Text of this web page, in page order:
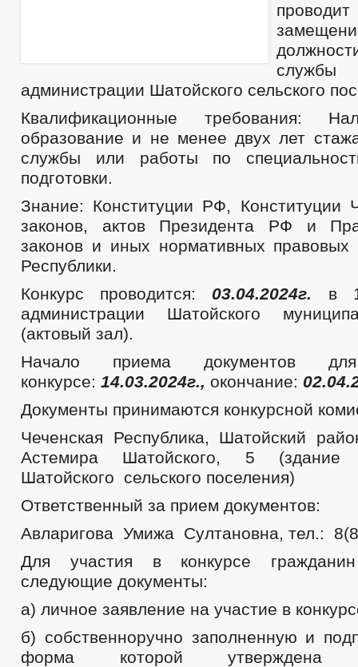
администрации Шатойского сельского
Квалификационные требования:
образование и не менее двух лет
службы или работы по
подготовки.
Знание: Конституции РФ, Конституции
законов, актов Президента РФ и
законов и иных нормативных правовых
Республики.
Конкурс проводится:03.04.2024г.
в
администрации Шатойского
(актовый зал).
Начало приема документов
конкурсе: 14.03.2024г., окончание:
Документы принимаются конкурсной
Чеченская Республика, Шатойский
Астемира Шатойского, 5 (здание
Шатойского сельского поселения)
Ответственный за прием документов:
Авларигова Умижа Султановна, тел.:
Для участия в конкурсе гражданин
следующие документы:
а) личное заявление на участие в
б) собственноручно заполненную и
форма которой утверждена